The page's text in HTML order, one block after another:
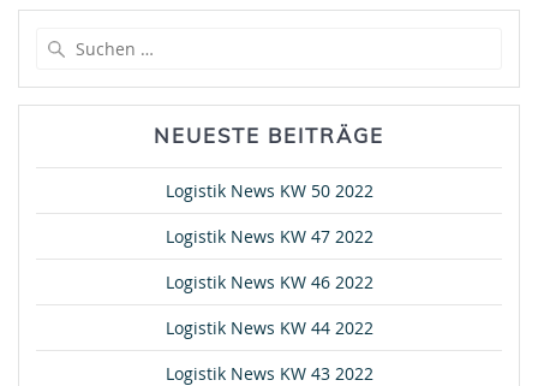
NEUESTE BEITRÄGE
Logistik News KW 50 2022
Logistik News KW 47 2022
Logistik News KW 46 2022
Logistik News KW 44 2022
Logistik News KW 43 2022